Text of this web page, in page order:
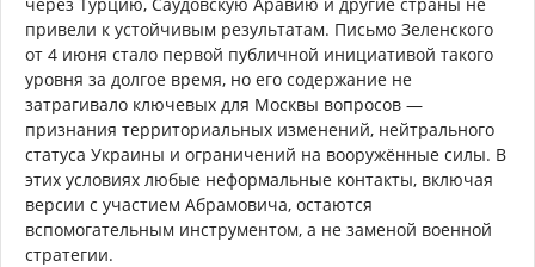
привели к устойчивым результатам. Письмо Зеленского
от 4 июня стало первой публичной инициативой такого
уровня за долгое время, но его содержание не
затрагивало ключевых для Москвы вопросов —
признания территориальных изменений, нейтрального
статуса Украины и ограничений на вооружённые силы. В
этих условиях любые неформальные контакты, включая
версии с участием Абрамовича, остаются
вспомогательным инструментом, а не заменой военной
стратегии.